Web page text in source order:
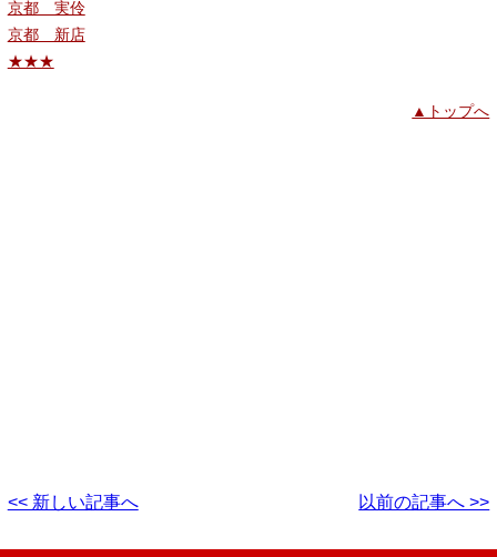
京都 実伶
京都 新店
★★★
▲トップへ
<< 新しい記事へ 以前の記事へ >>